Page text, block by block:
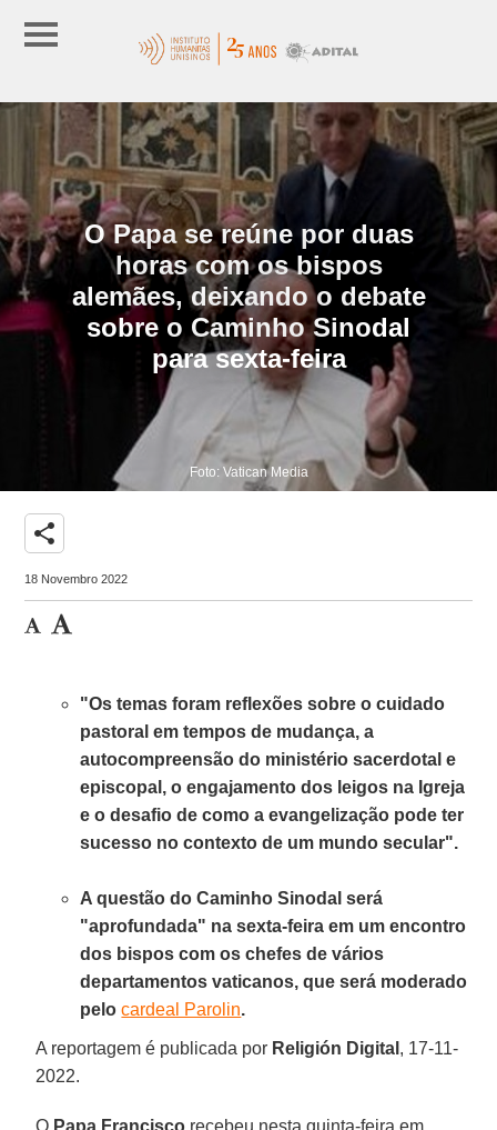
O Papa se reúne por duas
horas com os bispos
alemães, deixando o debate
sobre o Caminho Sinodal
para sexta-feira
Foto: Vatican Media
share
18 Novembro 2022
"Os temas foram reflexões sobre o cuidado
pastoral em tempos de mudança, a
autocompreensão do ministério sacerdotal e
episcopal, o engajamento dos leigos na Igreja
e o desafio de como a evangelização pode ter
sucesso no contexto de um mundo secular".
A questão do Caminho Sinodal será
"aprofundada" na sexta-feira em um encontro
dos bispos com os chefes de vários
departamentos vaticanos, que será moderado
pelocardeal Parolin.
A reportagem é publicada por Religión Digital , 17-11-
2022.
O Papa Francisco recebeu nesta quinta-feira em